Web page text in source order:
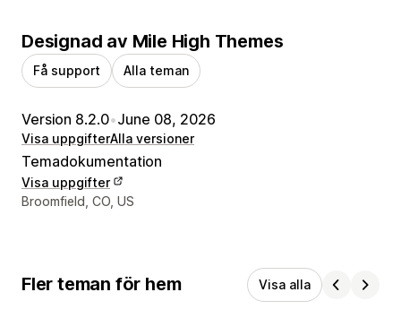
Designad av Mile High Themes
Få support Alla teman
Version 8.2.0•June 08, 2026
Visa uppgifterAlla versioner
Temadokumentation
Visa uppgifter
Designerns kontaktuppgifter
Broomfield, CO, US
Fler teman för hem Visa alla